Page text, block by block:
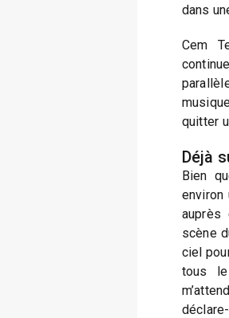
dans
Cem
quitter
Déjà
Bien
environ
auprès
scène
ciel
tous